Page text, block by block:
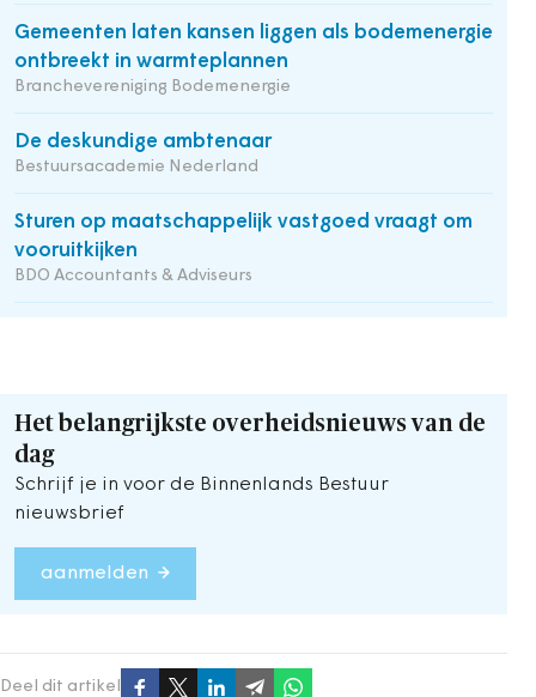
Gemeenten laten kansen liggen als bodemenergie
ontbreekt in warmteplannen
Branchevereniging Bodemenergie
De deskundige ambtenaar
Bestuursacademie Nederland
Sturen op maatschappelijk vastgoed vraagt om
vooruitkijken
BDO Accountants & Adviseurs
Het belangrijkste overheidsnieuws van de
dag
Schrijf je in voor de Binnenlands Bestuur
nieuwsbrief
aanmelden
Deel dit artikel